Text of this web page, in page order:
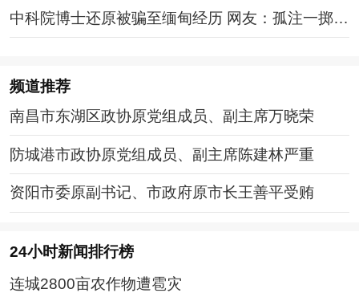
中科院博士还原被骗至缅甸经历 网友：孤注一掷现
实版
频道推荐
南昌市东湖区政协原党组成员、副主席万晓荣
防城港市政协原党组成员、副主席陈建林严重
资阳市委原副书记、市政府原市长王善平受贿
24小时新闻排行榜
连城2800亩农作物遭雹灾